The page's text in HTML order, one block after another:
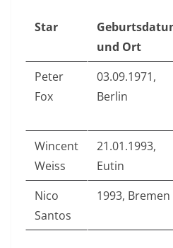
Star
und Ort
Peter
Fox
03.09.1971,
Berlin
Wincent
Weiss
21.01.1993,
Eutin
Nico
Santos
1993, Bremen